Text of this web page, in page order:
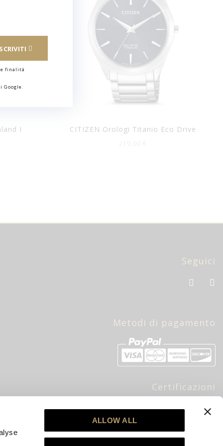
finalità
Google.
ALLOW ALL
I CITIZEN Orologi Titanio Eco Drive
Seguici
Metodi di pagamento
Certificazioni